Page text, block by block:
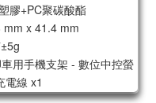
膠+PC聚碳酸酯
mm x 41.4 mm
用手機支架 - 數位中控螢
電線 x1